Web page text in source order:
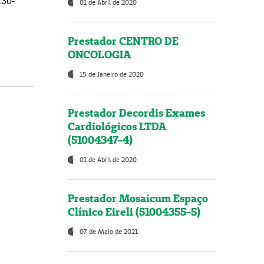
01 de Abril de 2020
Prestador CENTRO DE
ONCOLOGIA
15 de Janeiro de 2020
Prestador Decordis Exames
Cardiológicos LTDA
(51004347-4)
01 de Abril de 2020
Prestador Mosaicum Espaço
Clínico Eireli (51004355-5)
07 de Maio de 2021